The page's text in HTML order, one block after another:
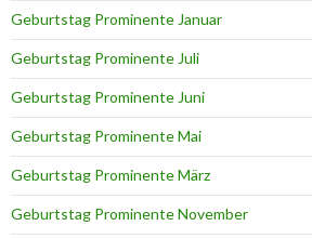
Geburtstag Prominente Januar
Geburtstag Prominente Juli
Geburtstag Prominente Juni
Geburtstag Prominente Mai
Geburtstag Prominente März
Geburtstag Prominente November